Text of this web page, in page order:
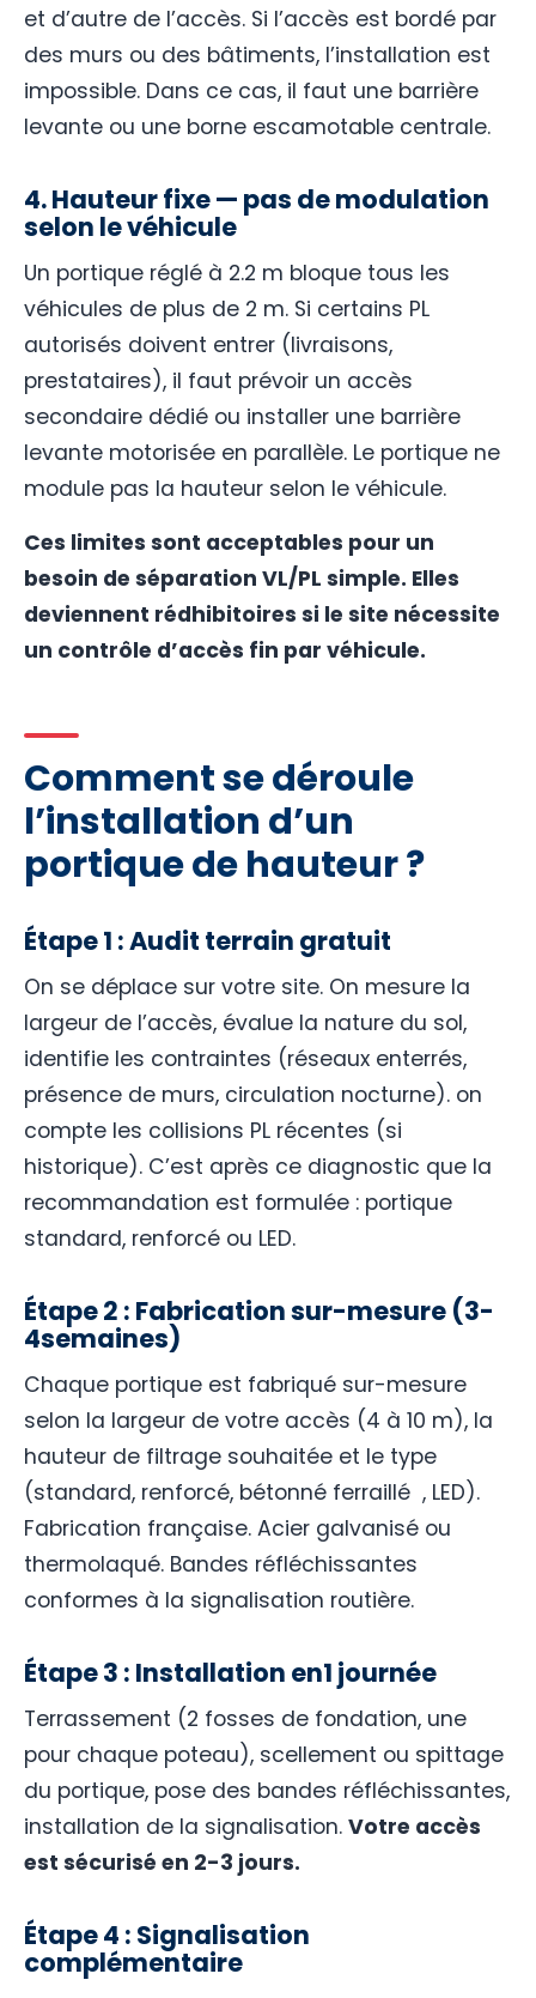
et d’autre de l’accès. Si l’accès est bordé par
des murs ou des bâtiments, l’installation est
impossible. Dans ce cas, il faut une barrière
levante ou une borne escamotable centrale.
4. Hauteur fixe — pas de modulation
selon le véhicule
Un portique réglé à 2.2 m bloque tous les
véhicules de plus de 2 m. Si certains PL
autorisés doivent entrer (livraisons,
prestataires), il faut prévoir un accès
secondaire dédié ou installer une barrière
levante motorisée en parallèle. Le portique ne
module pas la hauteur selon le véhicule.
Ces limites sont acceptables pour un
besoin de séparation VL/PL simple. Elles
deviennent rédhibitoires si le site nécessite
un contrôle d’accès fin par véhicule.
Comment se déroule
l’installation d’un
portique de hauteur ?
Étape 1 : Audit terrain gratuit
On se déplace sur votre site. On mesure la
largeur de l’accès, évalue la nature du sol,
identifie les contraintes (réseaux enterrés,
présence de murs, circulation nocturne). on
compte les collisions PL récentes (si
historique). C’est après ce diagnostic que la
recommandation est formulée : portique
standard, renforcé ou LED.
Étape 2 : Fabrication sur-mesure (3-
4semaines)
Chaque portique est fabriqué sur-mesure
selon la largeur de votre accès (4 à 10 m), la
hauteur de filtrage souhaitée et le type
(standard, renforcé, bétonné ferraillé , LED).
Fabrication française. Acier galvanisé ou
thermolaqué. Bandes réfléchissantes
conformes à la signalisation routière.
Étape 3 : Installation en1 journée
Terrassement (2 fosses de fondation, une
pour chaque poteau), scellement ou spittage
du portique, pose des bandes réfléchissantes,
installation de la signalisation. Votre accès
est sécurisé en 2-3 jours.
Étape 4 : Signalisation
complémentaire